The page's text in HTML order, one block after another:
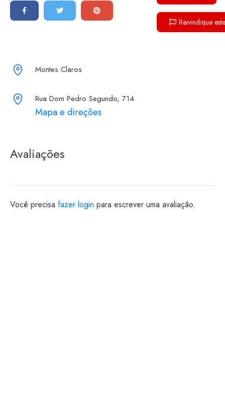
Reivindique
Montes Claros
Rua Dom Pedro Segundo, 714
Mapa e direções
Avaliações
Você precisa fazer login para escrever uma avaliação.